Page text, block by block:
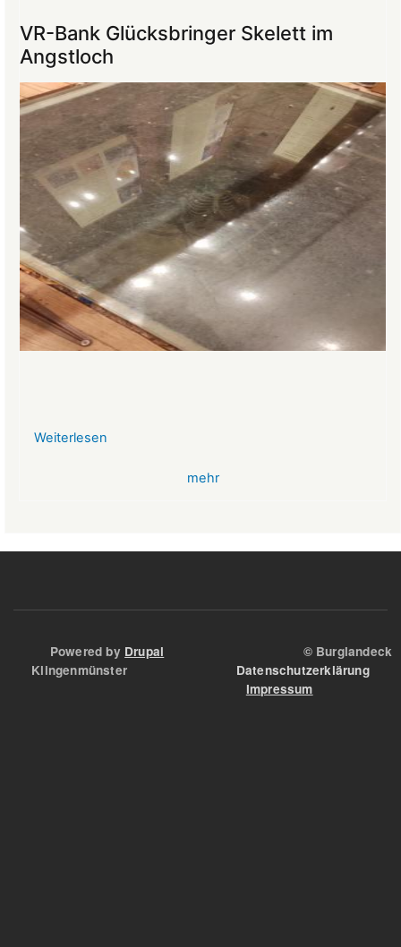
Mittelalter
begeistert
die
Teilnehmer:innen
VR-Bank Glücksbringer Skelett im
Angstloch
Weiterlesen
mehr
Powered by Drupal © Burglandeck
Klingenmünster Datenschutzerklärung
Impressum